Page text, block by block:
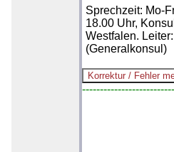
Sprechzeit: Mo-
18.00 Uhr,
Westfalen.
(Generalkonsul)